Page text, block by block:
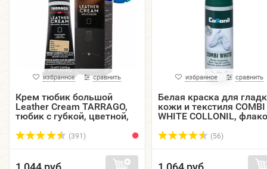
избранное сравнить
Крем тюбик большой
Leather Cream TARRAGO,
тюбик с губкой, цветной,
(391)
избранное сравнить
Белая краска для
кожи и текстиля COMBI
WHITE COLLONIL,
(56)